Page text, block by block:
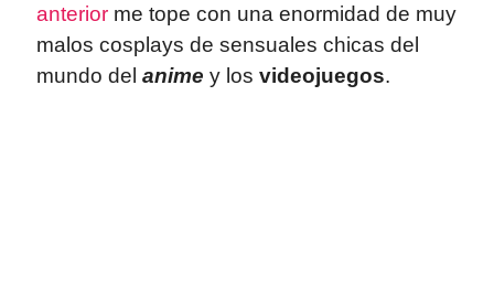
anteriorme tope con una enormidad de muy
malos cosplays de sensuales chicas del
mundo del anime y los videojuegos.